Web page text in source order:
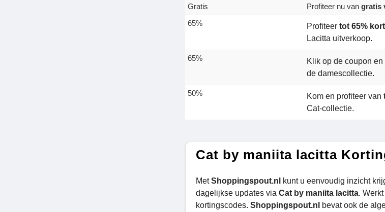
Gratis
Profiteer nu van gratis
65%
Profiteer tot 65%
Lacitta uitverkoop.
65% Klik op de coupon en
de damescollectie.
50% Kom en profiteer van
Cat-collectie.
Cat by maniita lacitta
MetShoppingspout.nl kunt u eenvoudig inzicht
dagelijkse updates via Cat by maniita lacitta.
kortingscodes. Shoppingspout.nl
bevat ook de